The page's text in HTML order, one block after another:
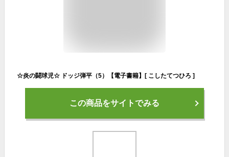
☆炎の闘球児☆ ドッジ弾平（5）【電子書籍】[ こしたてつひろ ]
この商品をサイトでみる